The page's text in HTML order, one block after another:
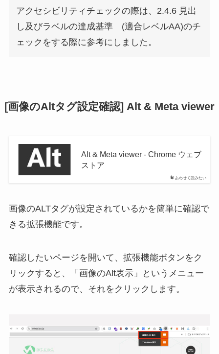
アクセシビリティチェックの際は、2.4.6 見出
し及びラベルの達成基準 (適合レベルAA)のチ
ェックをする際に参考にしました。
[画像のAltタグ設定確認] Alt & Meta viewer
あわせて読みたい
Alt & Meta viewer - Chrome ウェブ
ストア
画像のALTタグが設定されているかを簡単に確認で
きる拡張機能です。
確認したいページを開いて、拡張機能ボタンをク
リックすると、「画像のAlt表示」というメニュー
が表示されるので、それをクリックします。